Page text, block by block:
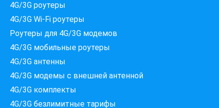
4G/3G роутеры
4G/3G Wi-Fi роутеры
Роутеры для 4G/3G модемов
4G/3G мобильные роутеры
4G/3G антенны
4G/3G модемы c внешней антенной
4G/3G комплекты
4G/3G безлимитные тарифы
Які провайдери працюють
за вашою адресою?
Перевірте доступність інтернету за 30 секунд
375+ провайдерів в базі
Введіть вашу адресу